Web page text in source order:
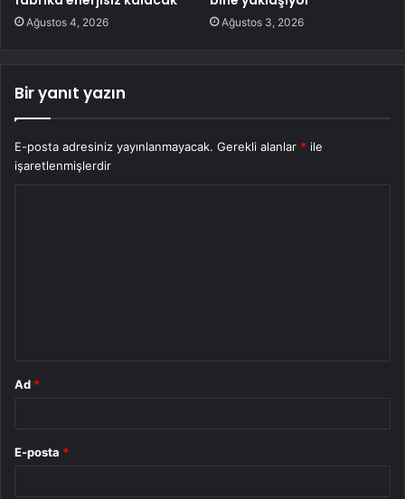
Ağustos 4, 2026 Ağustos 3, 2026
Bir yanıt yazın
E-posta adresiniz yayınlanmayacak. Gerekli alanlar * ile
işaretlenmişlerdir
Ad *
E-posta *